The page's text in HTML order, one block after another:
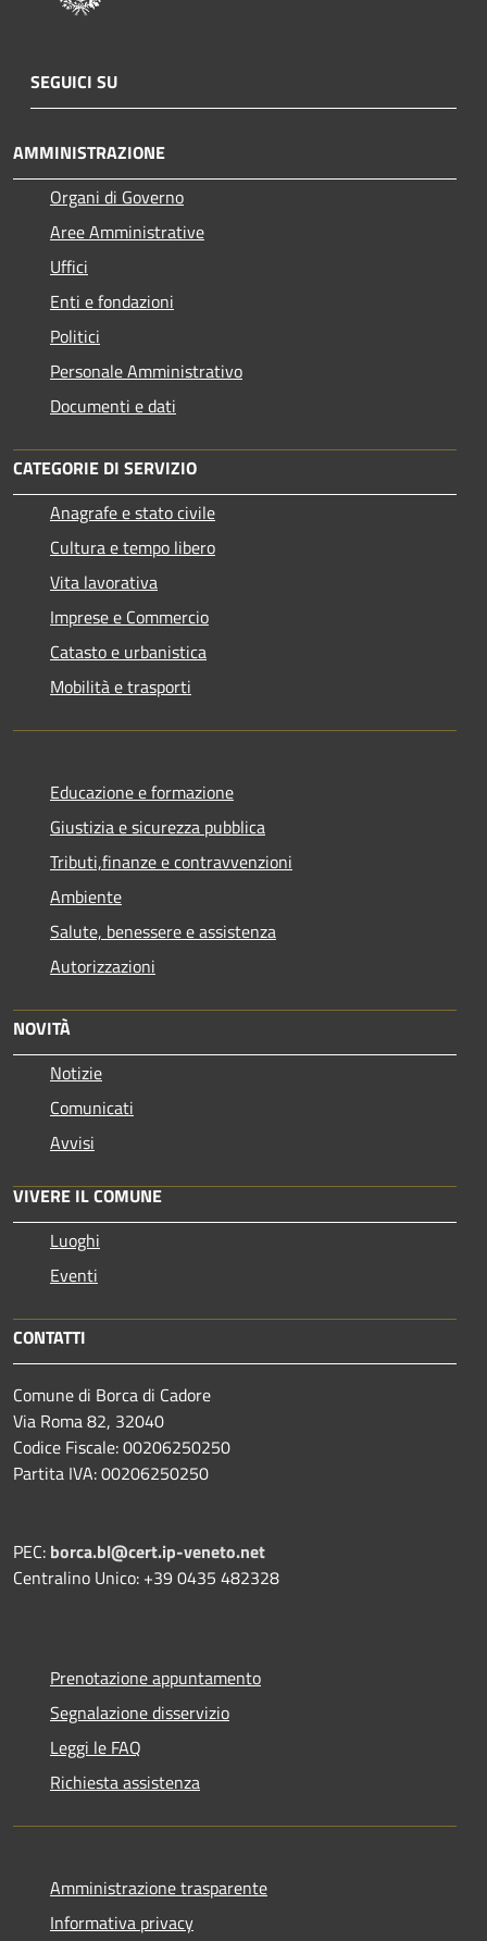
SEGUICI SU
AMMINISTRAZIONE
Organi di Governo
Aree Amministrative
Uffici
Enti e fondazioni
Politici
Personale Amministrativo
Documenti e dati
CATEGORIE DI SERVIZIO
Anagrafe e stato civile
Cultura e tempo libero
Vita lavorativa
Imprese e Commercio
Catasto e urbanistica
Mobilità e trasporti
Educazione e formazione
Giustizia e sicurezza pubblica
Tributi,finanze e contravvenzioni
Ambiente
Salute, benessere e assistenza
Autorizzazioni
NOVITÀ
Notizie
Comunicati
Avvisi
VIVERE IL COMUNE
Luoghi
Eventi
CONTATTI
Comune di Borca di Cadore
Via Roma 82, 32040
Codice Fiscale: 00206250250
Partita IVA: 00206250250
PEC: borca.bl@cert.ip-veneto.net
Centralino Unico: +39 0435 482328
Prenotazione appuntamento
Segnalazione disservizio
Leggi le FAQ
Richiesta assistenza
Amministrazione trasparente
Informativa privacy